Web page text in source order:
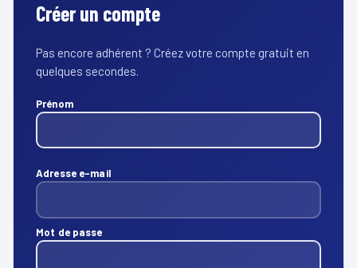
Créer un compte
Pas encore adhérent ? Créez votre compte gratuit en
quelques secondes.
Prénom
Adresse e-mail
Mot de passe